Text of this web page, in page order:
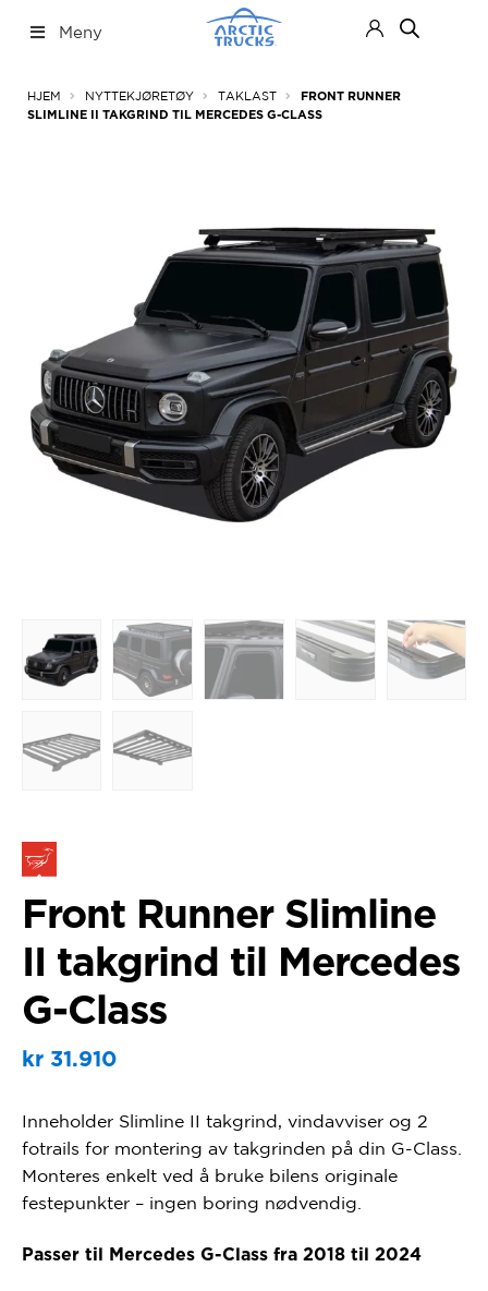
til
til
Meny
HJEM NYTTEKJØRETØY TAKLAST
FRONT RUNNER
SLIMLINE II TAKGRIND TIL MERCEDES G-CLASS
Front Runner Slimline
II takgrind til Mercedes
G-Class
kr31.910
Inneholder Slimline II takgrind, vindavviser og 2
fotrails for montering av takgrinden på din G-Class.
Monteres enkelt ved å bruke bilens originale
festepunkter – ingen boring nødvendig.
Passer til Mercedes G-Class fra 2018 til 2024